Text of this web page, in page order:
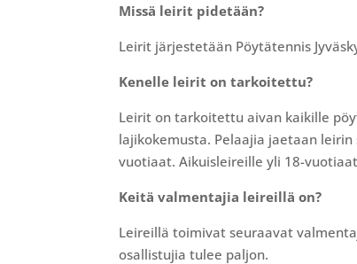
Missä leirit pidetään?
Leirit järjestetään Pöytätennis
Kenelle leirit on tarkoitettu?
Leirit on tarkoitettu aivan kaikille
lajikokemusta. Pelaajia jaetaan
vuotiaat. Aikuisleireille yli 18-
Keitä valmentajia leireillä on?
Leireillä toimivat seuraavat
osallistujia tulee paljon.